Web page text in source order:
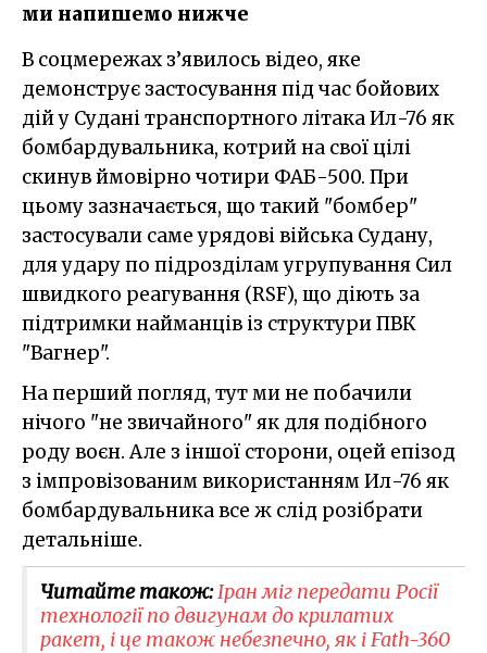
ми напишемо нижче
В соцмережах з’явилось відео, яке
демонструє застосування під час бойових
дій у Судані транспортного літака Ил-76 як
бомбардувальника, котрий на свої цілі
скинув ймовірно чотири ФАБ-500. При
цьому зазначається, що такий "бомбер"
застосували саме урядові війська Судану,
для удару по підрозділам угрупування Сил
швидкого реагування (RSF), що діють за
підтримки найманців із структури ПВК
"Вагнер".
На перший погляд, тут ми не побачили
нічого "не звичайного" як для подібного
роду воєн. Але з іншої сторони, оцей епізод
з імпровізованим використанням Ил-76 як
бомбардувальника все ж слід розібрати
детальніше.
Читайте також:Іран міг передати Росії
технології по двигунам до крилатих
ракет, і це також небезпечно, як і Fath-360